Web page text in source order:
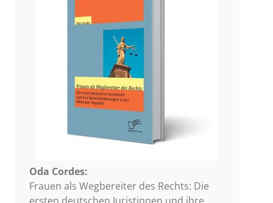
Oda Cordes:
Frauen als Wegbereiter des Rechts: Die